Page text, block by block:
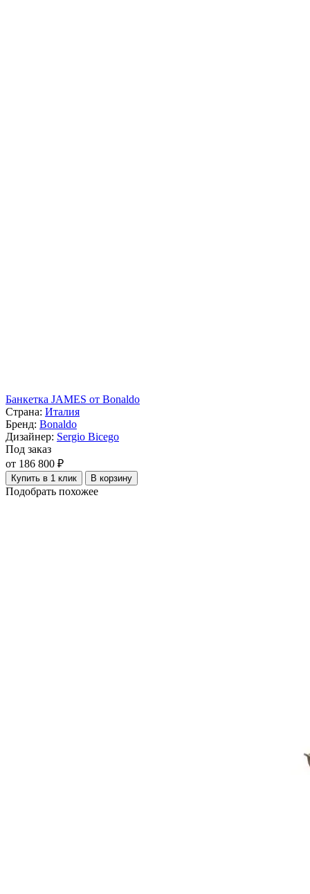
Банкетка JAMES от Bonaldo
Страна: Италия
Бренд: Bonaldo
Дизайнер: Sergio Bicego
Под заказ
от 186 800 ₽
Купить в 1 клик В корзину
Подобрать похожее